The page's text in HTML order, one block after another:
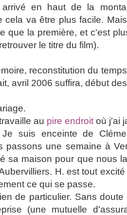
arrivé en haut de la
cela va être plus facile.
que la première, et c'est
le titre du film).
reconstitution du
avril 2006 suffira, début
au pire endroit où j'ai
suis enceinte de
passons une semaine à
sa maison pour que nous
H. est tout
ce qui se passe.
de particulier. Sans
(une mutuelle